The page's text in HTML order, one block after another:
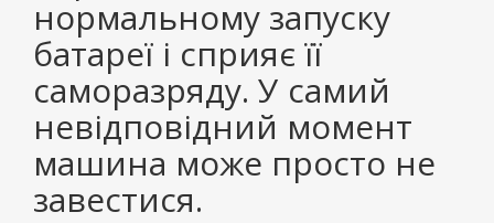
нормальному запуску
батареї і сприяє її
саморазряду. У самий
невідповідний момент
машина може просто не
завестися.